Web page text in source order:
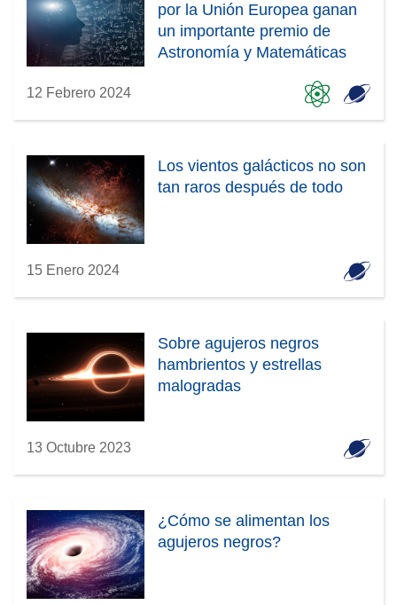
por la Unión Europea ganan
un importante premio de
Astronomía y Matemáticas
12 Febrero 2024
Los vientos galácticos no son
tan raros después de todo
15 Enero 2024
Sobre agujeros negros
hambrientos y estrellas
malogradas
13 Octubre 2023
¿Cómo se alimentan los
agujeros negros?